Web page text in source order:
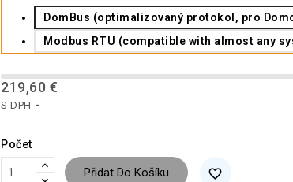
DomBus (optimalizovaný protokol, pro
Modbus RTU (compatible with almost any
219,60 €
S DPH
Počet
Přidat Do Košíku favorite_border